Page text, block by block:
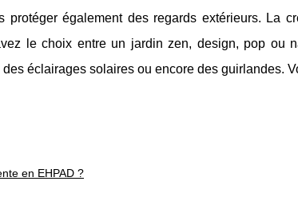
protéger également des regards extérieurs. La
le choix entre un jardin zen, design, pop ou
éclairages solaires ou encore des guirlandes.
en EHPAD ?